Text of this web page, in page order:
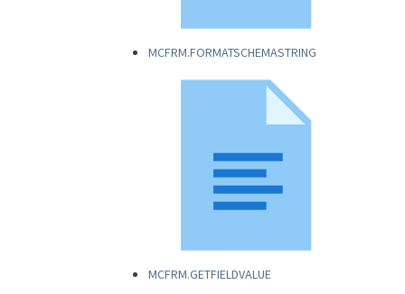
MCFRM.FORMATSCHEMASTRING
MCFRM.GETFIELDVALUE